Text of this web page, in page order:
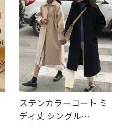
ステンカラーコート ミ
ディ丈 シングル…